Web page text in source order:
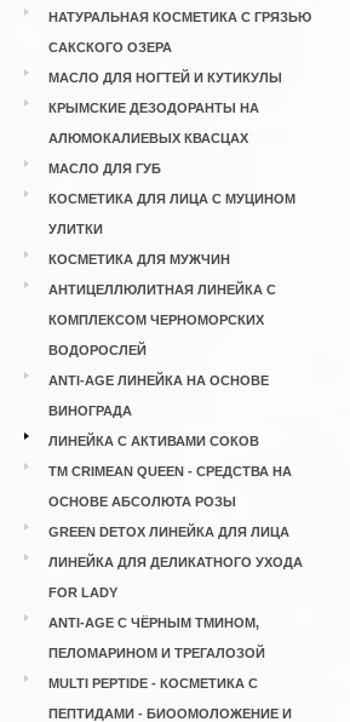
НАТУРАЛЬНАЯ КОСМЕТИКА С ГРЯЗЬЮ
САКСКОГО ОЗЕРА
МАСЛО ДЛЯ НОГТЕЙ И КУТИКУЛЫ
КРЫМСКИЕ ДЕЗОДОРАНТЫ НА
АЛЮМОКАЛИЕВЫХ КВАСЦАХ
МАСЛО ДЛЯ ГУБ
КОСМЕТИКА ДЛЯ ЛИЦА С МУЦИНОМ
УЛИТКИ
КОСМЕТИКА ДЛЯ МУЖЧИН
АНТИЦЕЛЛЮЛИТНАЯ ЛИНЕЙКА С
КОМПЛЕКСОМ ЧЕРНОМОРСКИХ
ВОДОРОСЛЕЙ
ANTI-AGE ЛИНЕЙКА НА ОСНОВЕ
ВИНОГРАДА
ЛИНЕЙКА С АКТИВАМИ СОКОВ
ТМ CRIMEAN QUEEN - СРЕДСТВА НА
ОСНОВЕ АБСОЛЮТА РОЗЫ
GREEN DETOX ЛИНЕЙКА ДЛЯ ЛИЦА
ЛИНЕЙКА ДЛЯ ДЕЛИКАТНОГО УХОДА
FOR LADY
ANTI-AGE С ЧЁРНЫМ ТМИНОМ,
ПЕЛОМАРИНОМ И ТРЕГАЛОЗОЙ
MULTI PEPTIDE - КОСМЕТИКА С
ПЕПТИДАМИ - БИООМОЛОЖЕНИЕ И